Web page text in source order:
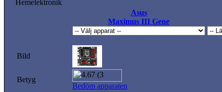
Hemelektronik
Asus
Maximus III Gene
Bild
Betyg
Bedöm apparaten